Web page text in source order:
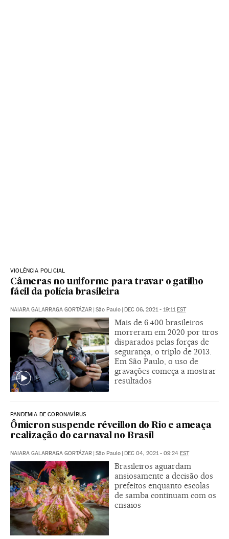
VIOLÊNCIA POLICIAL
Câmeras no uniforme para travar o gatilho
fácil da polícia brasileira
NAIARA GALARRAGA GORTÁZAR São Paulo DEC 06, 2021 - 19:11 EST
Mais de 6.400 brasileiros
morreram em 2020 por tiros
disparados pelas forças de
segurança, o triplo de 2013.
Em São Paulo, o uso de
gravações começa a mostrar
resultados
PANDEMIA DE CORONAVÍRUS
Ômicron suspende réveillon do Rio e ameaça
realização do carnaval no Brasil
NAIARA GALARRAGA GORTÁZAR São Paulo DEC 04, 2021 - 09:24 EST
Brasileiros aguardam
ansiosamente a decisão dos
prefeitos enquanto escolas
de samba continuam com os
ensaios